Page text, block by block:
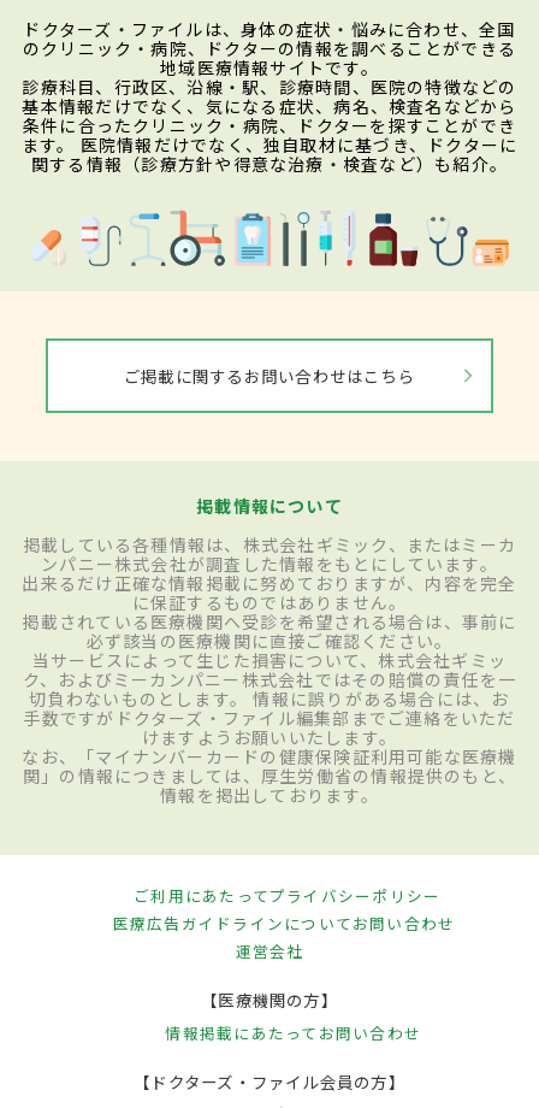
ドクターズ・ファイルは、身体の症状・悩みに合わせ、全国
のクリニック・病院、ドクターの情報を調べることができる
地域医療情報サイトです。
診療科目、行政区、沿線・駅、診療時間、医院の特徴などの
基本情報だけでなく、気になる症状、病名、検査名などから
条件に合ったクリニック・病院、ドクターを探すことができ
ます。 医院情報だけでなく、独自取材に基づき、ドクターに
関する情報（診療方針や得意な治療・検査など）も紹介。
ご掲載に関するお問い合わせはこちら
掲載情報について
掲載している各種情報は、株式会社ギミック、またはミーカ
ンパニー株式会社が調査した情報をもとにしています。
出来るだけ正確な情報掲載に努めておりますが、内容を完全
に保証するものではありません。
掲載されている医療機関へ受診を希望される場合は、事前に
必ず該当の医療機関に直接ご確認ください。
当サービスによって生じた損害について、株式会社ギミッ
ク、およびミーカンパニー株式会社ではその賠償の責任を一
切負わないものとします。 情報に誤りがある場合には、お
手数ですがドクターズ・ファイル編集部までご連絡をいただ
けますようお願いいたします。
なお、「マイナンバーカードの健康保険証利用可能な医療機
関」の情報につきましては、厚生労働省の情報提供のもと、
情報を掲出しております。
ご利用にあたってプライバシーポリシー
医療広告ガイドラインについてお問い合わせ
運営会社
【医療機関の方】
情報掲載にあたって お問い合わせ
【ドクターズ・ファイル会員の方】